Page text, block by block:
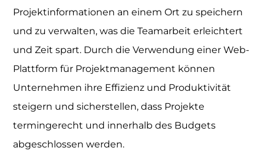
Projektinformationen an einem Ort zu speichern
und zu verwalten, was die Teamarbeit erleichtert
und Zeit spart. Durch die Verwendung einer Web-
Plattform für Projektmanagement können
Unternehmen ihre Effizienz und Produktivität
steigern und sicherstellen, dass Projekte
termingerecht und innerhalb des Budgets
abgeschlossen werden.